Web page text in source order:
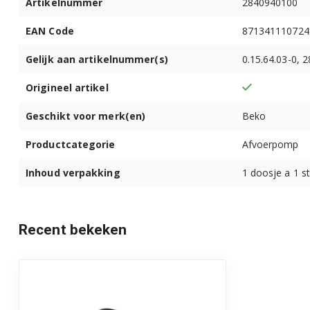
HTV7733XW01 7161549900
HTV7736XSHT1 7165146300
HTV7736XSHTM1 7170245900
HTV8633XS0 7161541600
HTV8716XMST 7175746000
EAN Code
Gelijk aan artikelnummer(s) 0.15.64.03-0,
Origineel artikel
Geschikt voor merk(en) Beko
Productcategorie Afvoerpomp
Inhoud verpakking 1 doosje a 1
Recent bekeken